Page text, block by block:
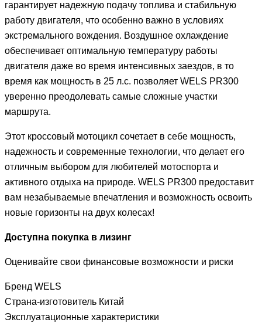
гарантирует надежную подачу топлива и стабильную
работу двигателя, что особенно важно в условиях
экстремального вождения. Воздушное охлаждение
обеспечивает оптимальную температуру работы
двигателя даже во время интенсивных заездов, в то
время как мощность в 25 л.с. позволяет WELS PR300
уверенно преодолевать самые сложные участки
маршрута.
Этот кроссовый мотоцикл сочетает в себе мощность,
надежность и современные технологии, что делает его
отличным выбором для любителей мотоспорта и
активного отдыха на природе. WELS PR300 предоставит
вам незабываемые впечатления и возможность освоить
новые горизонты на двух колесах!
Доступна покупка в лизинг
Оценивайте свои финансовые возможности и риски
Бренд WELS
Страна-изготовитель Китай
Эксплуатационные характеристики